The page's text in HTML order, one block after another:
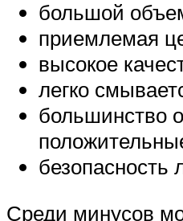
большой
приемлемая
высокое
легко
большинство
безопасность
Среди минусов